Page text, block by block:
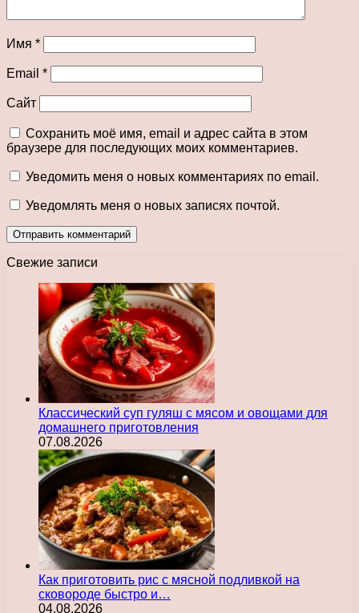
Имя *
Email *
Сайт
Сохранить моё имя, email и адрес сайта в этом
браузере для последующих моих комментариев.
Уведомить меня о новых комментариях по email.
Уведомлять меня о новых записях почтой.
Свежие записи
Классический суп гуляш с мясом и овощами для
домашнего приготовления
07.08.2026
Как приготовить рис с мясной подливкой на
сковороде быстро и…
04.08.2026